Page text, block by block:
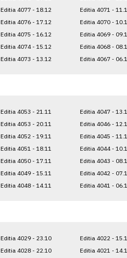
1 NOK= 0.4191
1 RSD= 0.0425
1 RUB= 0.0530
1 TRY= 0.1141
Editia 4077 - 18.12
Editia 4076 - 17.12
Editia 4075 - 16.12
Editia 4074 - 15.12
Editia 4073 - 13.12
Editia 4071 -
Editia 4070 -
Editia 4069 -
Editia 4068 -
Editia 4067 -
Editia 4053 - 21.11
Editia 4053 - 20.11
Editia 4052 - 19.11
Editia 4051 - 18.11
Editia 4050 - 17.11
Editia 4049 - 15.11
Editia 4048 - 14.11
Editia 4047 -
Editia 4046 -
Editia 4045 -
Editia 4044 -
Editia 4043 -
Editia 4042 -
Editia 4041 -
Editia 4029 - 23.10
Editia 4028 - 22.10
Editia 4022 -
Editia 4021 -